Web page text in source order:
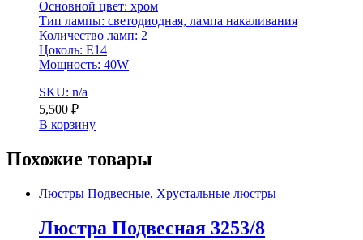
Основной цвет: хром
Тип лампы: светодиодная, лампа накаливания
Количество ламп: 2
Цоколь: E14
Мощность: 40W
SKU: n/a
5,500 ₽
В корзину
Похожие товары
Люстры Подвесные, Хрустальные люстры
Люстра Подвесная 3253/8